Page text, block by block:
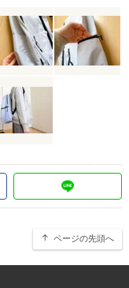
ページの先頭へ